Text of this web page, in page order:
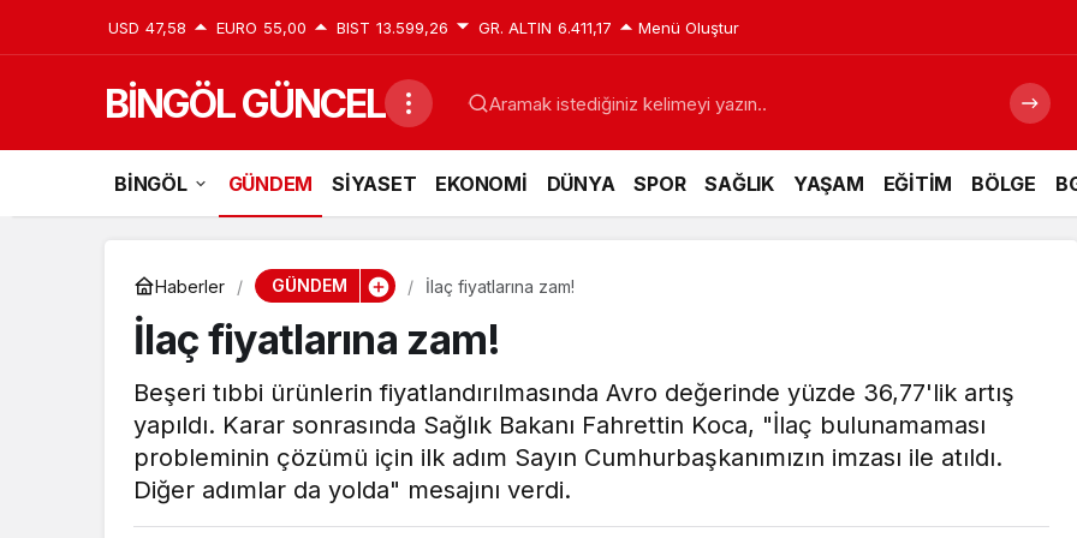
USD 47,58 EURO 55,00 BIST 13.599,26 GR. ALTIN 6.411,17 Menü Oluştur
BİNGÖL GÜNCEL Aramak istediğiniz kelimeyi yazın..
BİNGÖL GÜNDEM SİYASET EKONOMİ DÜNYA SPOR SAĞLIK YAŞAM EĞİTİM BÖLGE
Haberler GÜNDEM İlaç fiyatlarına zam!
İlaç fiyatlarına zam!
Beşeri tıbbi ürünlerin fiyatlandırılmasında Avro değerinde yüzde 36,77'lik artış
yapıldı. Karar sonrasında Sağlık Bakanı Fahrettin Koca, "İlaç bulunamaması
probleminin çözümü için ilk adım Sayın Cumhurbaşkanımızın imzası ile atıldı.
Diğer adımlar da yolda" mesajını verdi.